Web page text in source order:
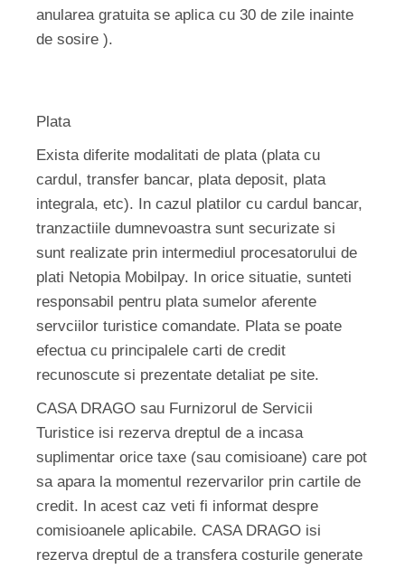
anularea gratuita se aplica cu 30 de zile inainte
de sosire ).
Plata
Exista diferite modalitati de plata (plata cu
cardul, transfer bancar, plata deposit, plata
integrala, etc). In cazul platilor cu cardul bancar,
tranzactiile dumnevoastra sunt securizate si
sunt realizate prin intermediul procesatorului de
plati Netopia Mobilpay. In orice situatie, sunteti
responsabil pentru plata sumelor aferente
servciilor turistice comandate. Plata se poate
efectua cu principalele carti de credit
recunoscute si prezentate detaliat pe site.
CASA DRAGO sau Furnizorul de Servicii
Turistice isi rezerva dreptul de a incasa
suplimentar orice taxe (sau comisioane) care pot
sa apara la momentul rezervarilor prin cartile de
credit. In acest caz veti fi informat despre
comisioanele aplicabile. CASA DRAGO isi
rezerva dreptul de a transfera costurile generate